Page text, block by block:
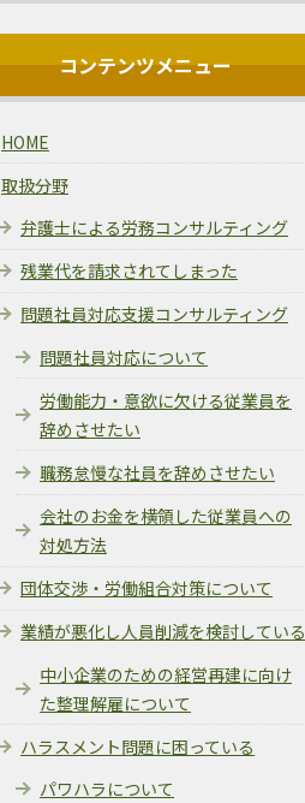
コンテンツメニュー
HOME
取扱分野
弁護士による労務コンサルティング
残業代を請求されてしまった
問題社員対応支援コンサルティング
問題社員対応について
労働能力・意欲に欠ける従業員を
辞めさせたい
職務怠慢な社員を辞めさせたい
会社のお金を横領した従業員への
対処方法
団体交渉・労働組合対策について
業績が悪化し人員削減を検討している
中小企業のための経営再建に向け
た整理解雇について
ハラスメント問題に困っている
パワハラについて